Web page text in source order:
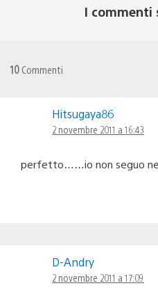
I commenti
10 Commenti
Hitsugaya86
2 novembre 2011 a 16:43
perfetto……io non seguo
D-Andry
2 novembre 2011 a 17:09